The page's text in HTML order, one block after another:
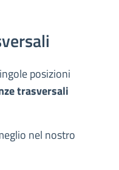
posizioni
trasversali
nel nostro